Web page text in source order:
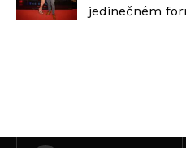
jedinečném